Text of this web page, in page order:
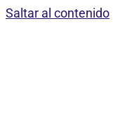
Saltar al contenido